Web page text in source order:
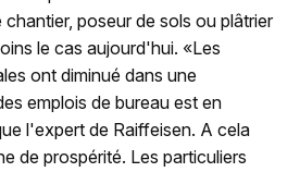
poseur de sols ou plâtrier
le cas aujourd'hui. «Les
ont diminué dans une
emplois de bureau est en
l'expert de Raiffeisen. A cela
de prospérité. Les particuliers